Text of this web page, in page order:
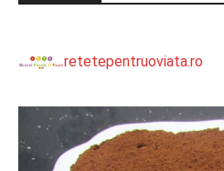
retetepentruoviata.ro